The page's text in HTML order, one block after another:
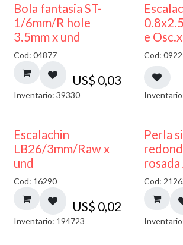
Bola fantasia ST-
1/6mm/R hole
3.5mm x und
Cod: 04877
US$ 0,03
Inventario: 39330
e
Cod:
Escalachin
LB26/3mm/Raw x
und
Cod: 16290
US$ 0,02
Inventario: 194723
Perla
rosada
Cod: